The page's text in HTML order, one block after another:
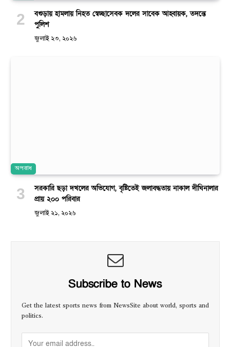
বগুড়ায় হামলায় নিহত স্বেচ্ছাসেবক দলের সাবেক আহ্বায়ক, তদন্তে
পুলিশ
জুলাই ২৩, ২০২৬
অপরাধ
সরকারি ছড়া দখলের অভিযোগ, বৃষ্টিতেই জলাবদ্ধতায় নাকাল দীঘিনালার
প্রায় ২০০ পরিবার
জুলাই ২১, ২০২৬
Subscribe to News
Get the latest sports news from NewsSite about world, sports and
politics.